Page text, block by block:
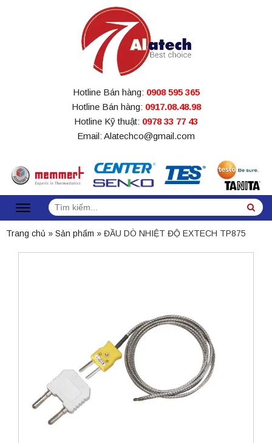
Hotline Bán hàng: 0908 595 365
Hotline Bán hàng: 0917.08.48.98
Hotline Kỹ thuật: 0978 33 77 43
Email: Alatechco@gmail.com
Tìm
kiếm:
Trang chủ » Sản phẩm » ĐẦU DÒ NHIỆT ĐỘ EXTECH TP875